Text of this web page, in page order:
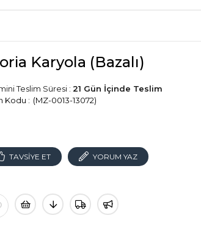
Karyola (Bazalı)
Teslim Süresi : 21 Gün İçinde Teslim
(MZ-0013-13072)
TAVSIYE ET YORUM YAZ